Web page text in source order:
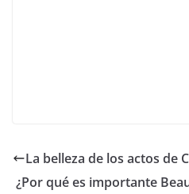
La belleza de los actos de
¿Por qué es importante